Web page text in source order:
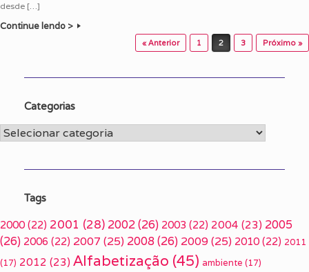
desde […]
Continue lendo >
« Anterior 1 2 3 Próximo »
Categorias
Categorias
Tags
2000 (22) 2001 (28) 2002(26) 2003 (22) 2004 (23) 2005
(26) 2006 (22) 2007 (25) 2008(26) 2009(25) 2010 (22) 2011
(17) 2012 (23) Alfabetização (45) ambiente (17)